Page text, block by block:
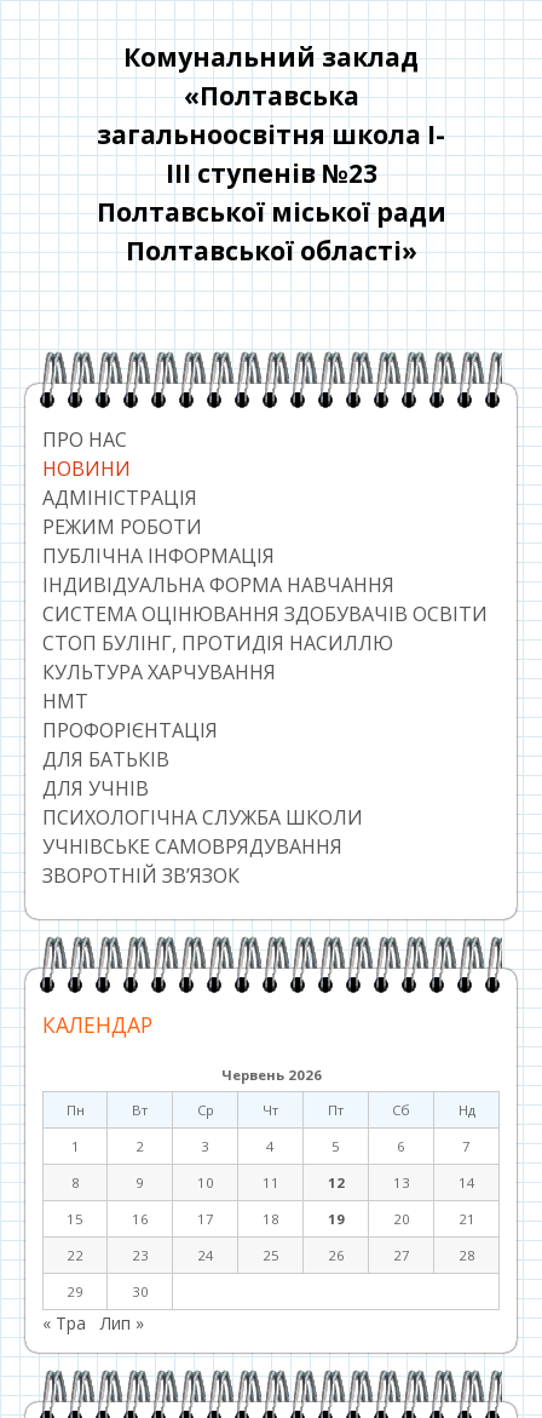
до
контенту
Комунальний заклад
«Полтавська
загальноосвітня школа І-
ІІІ ступенів №23
Полтавської міської ради
Полтавської області»
Головний
сайдбар
ПРО НАС
НОВИНИ
АДМІНІСТРАЦІЯ
РЕЖИМ РОБОТИ
ПУБЛІЧНА ІНФОРМАЦІЯ
ІНДИВІДУАЛЬНА ФОРМА НАВЧАННЯ
СИСТЕМА ОЦІНЮВАННЯ ЗДОБУВАЧІВ ОСВІТИ
СТОП БУЛІНГ, ПРОТИДІЯ НАСИЛЛЮ
КУЛЬТУРА ХАРЧУВАННЯ
НМТ
ПРОФОРІЄНТАЦІЯ
ДЛЯ БАТЬКІВ
ДЛЯ УЧНІВ
ПСИХОЛОГІЧНА СЛУЖБА ШКОЛИ
УЧНІВСЬКЕ САМОВРЯДУВАННЯ
ЗВОРОТНІЙ ЗВ’ЯЗОК
КАЛЕНДАР
Червень 2026
Пн
Вт Ср Чт Пт Сб
Нд
1
2 3 4 5 6
7
8
9 10 11 12 13
14
15
16 17 18 19 20
21
22
23 24 25 26 27
28
29
30
« Тра Лип »